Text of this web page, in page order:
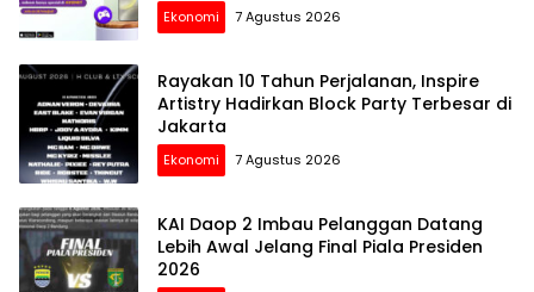
Ekonomi 7 Agustus 2026
Rayakan 10 Tahun Perjalanan, Inspire
Artistry Hadirkan Block Party Terbesar di
Jakarta
Ekonomi 7 Agustus 2026
KAI Daop 2 Imbau Pelanggan Datang
Lebih Awal Jelang Final Piala Presiden
2026